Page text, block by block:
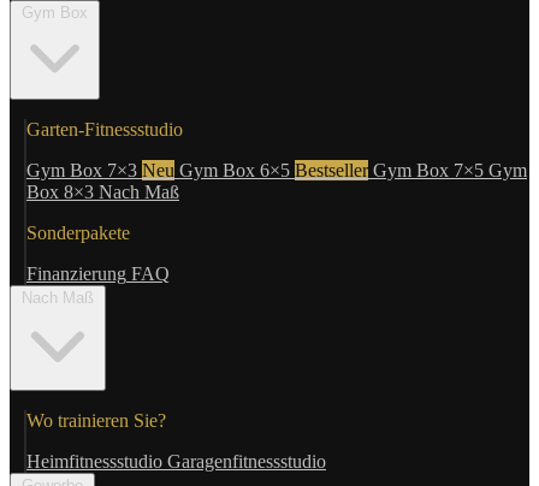
Gym Box
Garten-Fitnessstudio
Gym Box 7×3 Neu Gym Box 6×5 Bestseller Gym Box 7×5 Gym
Box 8×3 Nach Maß
Sonderpakete
Finanzierung FAQ
Nach Maß
Wo trainieren Sie?
Heimfitnessstudio Garagenfitnessstudio